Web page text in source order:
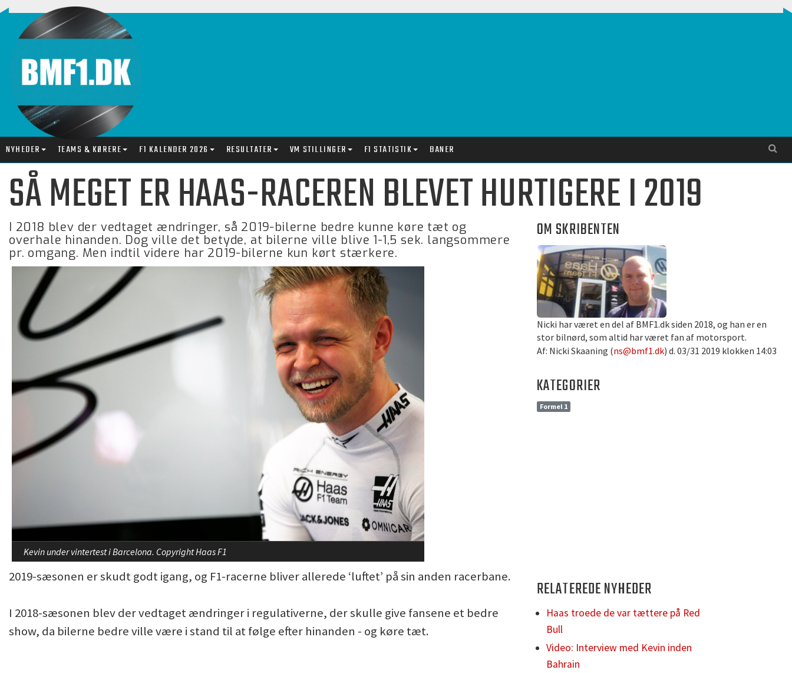
NYHEDER TEAMS & KØRERE F1 KALENDER 2026 RESULTATER VM STILLINGER F1 STATISTIK BANER
SÅ MEGET ER HAAS-RACEREN BLEVET HURTIGERE I 2019
I 2018 blev der vedtaget ændringer, så 2019-bilerne bedre kunne køre tæt og
overhale hinanden. Dog ville det betyde, at bilerne ville blive 1-1,5 sek. langsommere
pr. omgang. Men indtil videre har 2019-bilerne kun kørt stærkere.
Kevin under vintertest i Barcelona. Copyright Haas F1
OM SKRIBENTEN
Nicki har været en del af BMF1.dk siden 2018, og han er en
stor bilnørd, som altid har været fan af motorsport.
Af: Nicki Skaaning (ns@bmf1.dk) d. 03/31 2019 klokken 14:03
KATEGORIER
Formel 1
2019-sæsonen er skudt godt igang, og F1-racerne bliver allerede ‘luftet’ på sin anden racerbane.
I 2018-sæsonen blev der vedtaget ændringer i regulativerne, der skulle give fansene et bedre
show, da bilerne bedre ville være i stand til at følge efter hinanden - og køre tæt.
RELATEREDE NYHEDER
Haas troede de var tættere på Red
Bull
Video: Interview med Kevin inden
Bahrain